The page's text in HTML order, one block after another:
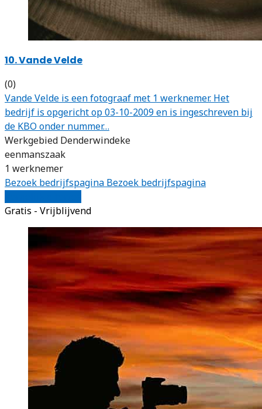
10. Vande Velde
(0)
Vande Velde is een fotograaf met 1 werknemer. Het
bedrijf is opgericht op 03-10-2009 en is ingeschreven bij
de KBO onder nummer…
Werkgebied Denderwindeke
eenmanszaak
1 werknemer
Bezoek bedrijfspagina Bezoek bedrijfspagina
Gratis - Vrijblijvend